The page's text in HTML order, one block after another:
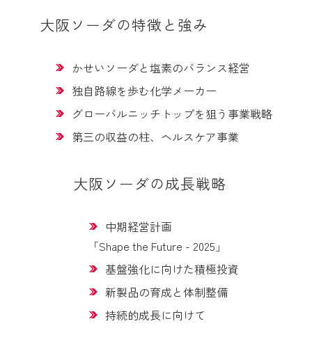
大阪ソーダの特徴と強み
かせいソーダと塩素のバランス経営
独自路線を歩む化学メーカー
グローバルニッチトップを狙う事業戦略
第三の収益の柱、ヘルスケア事業
大阪ソーダの成長戦略
中期経営計画
「Shape the Future - 2025」
基盤強化に向けた積極投資
新製品の育成と体制整備
持続的成長に向けて